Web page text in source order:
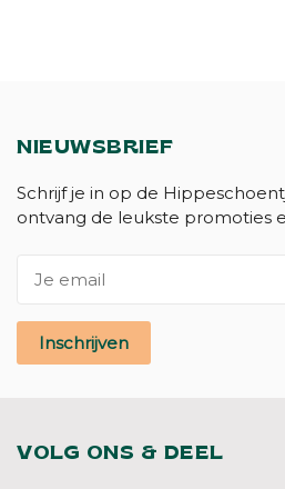
NIEUWSBRIEF
Schrijf je in op de
ontvang de leukste promoties
Inschrijven
VOLG ONS & DEEL